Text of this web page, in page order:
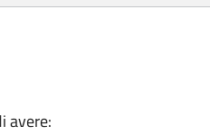
avere: